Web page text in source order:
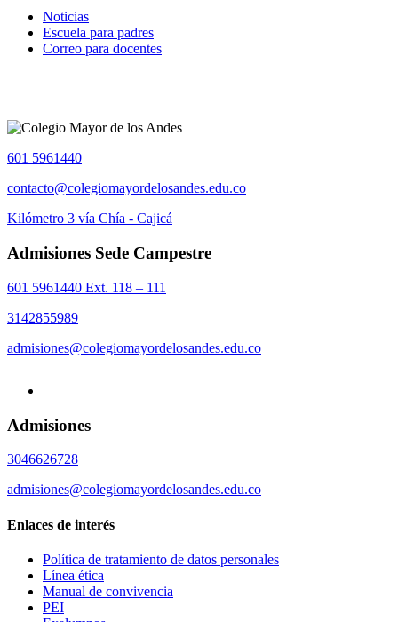
Noticias
Escuela para padres
Correo para docentes
601 5961440
contacto@colegiomayordelosandes.edu.co
Kilómetro 3 vía Chía - Cajicá
Admisiones Sede Campestre
601 5961440 Ext. 118 – 111
3142855989
admisiones@colegiomayordelosandes.edu.co
Admisiones
3046626728
admisiones@colegiomayordelosandes.edu.co
Enlaces de interés
Política de tratamiento de datos personales
Línea ética
Manual de convivencia
PEI